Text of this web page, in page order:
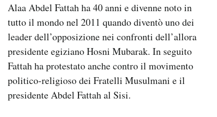
Alaa Abdel Fattah ha 40 anni e divenne noto in
tutto il mondo nel 2011 quando diventò uno dei
leader dell’opposizione nei confronti dell’allora
presidente egiziano Hosni Mubarak. In seguito
Fattah ha protestato anche contro il movimento
politico-religioso dei Fratelli Musulmani e il
presidente Abdel Fattah al Sisi.